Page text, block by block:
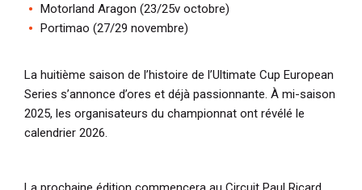
Motorland Aragon (23/25v octobre)
Portimao (27/29 novembre)
La huitième saison de l’histoire de l’Ultimate Cup European
Series s’annonce d’ores et déjà passionnante. À mi-saison
2025, les organisateurs du championnat ont révélé le
calendrier 2026.